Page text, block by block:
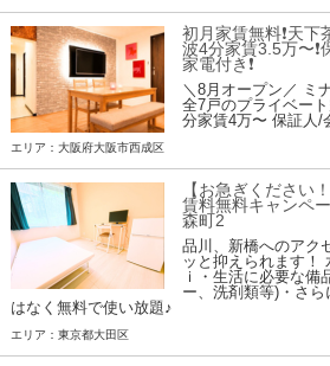
初月家賃無料❗️天下
波4分家賃3.5万〜❗️
家電付き❗
＼8月オープン／ ミ
全7戸のプライベー
分家賃4万〜 保証人/
エリア：大阪府大阪市西成区
【お急ぎください
賃料無料キャンペ
森町2
品川、新橋へのアク
ッと抑えられます！
ｉ・生活に必要な備
ー、洗剤類等)・さ
はなく無料で使い放題♪
エリア：東京都大田区